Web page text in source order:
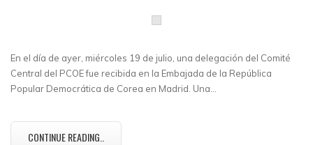
En el día de ayer, miércoles 19 de julio, una delegación del Comité
Central del PCOE fue recibida en la Embajada de la República
Popular Democrática de Corea en Madrid. Una…
CONTINUE READING..